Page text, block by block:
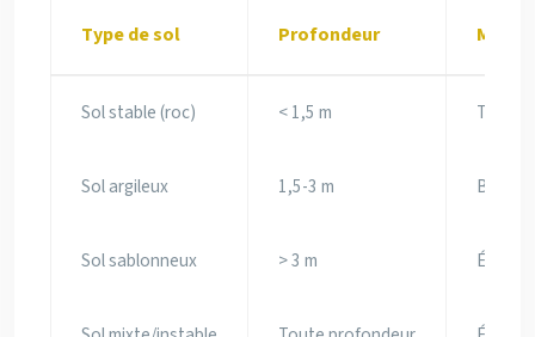
Type de sol Profondeur
Sol stable (roc) < 1,5 m Talus
Sol argileux 1,5-3 m Boîte
Sol sablonneux > 3 m